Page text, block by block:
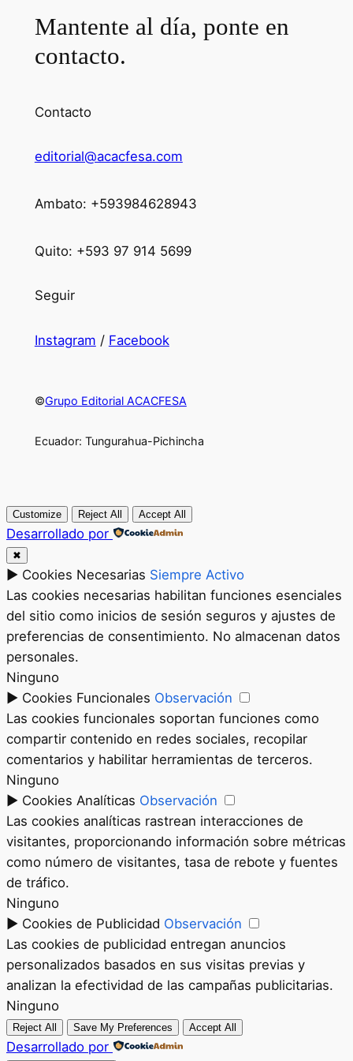
Mantente al día, ponte en
contacto.
Contacto
editorial@acacfesa.com
Ambato: +593984628943
Quito: +593 97 914 5699
Seguir
Instagram / Facebook
©Grupo Editorial ACACFESA
Ecuador: Tungurahua-Pichincha
Customize Reject All Accept All
Desarrollado por
✖
► Cookies Necesarias Siempre Activo
Las cookies necesarias habilitan funciones esenciales
del sitio como inicios de sesión seguros y ajustes de
preferencias de consentimiento. No almacenan datos
personales.
Ninguno
► Cookies Funcionales Observación
Las cookies funcionales soportan funciones como
compartir contenido en redes sociales, recopilar
comentarios y habilitar herramientas de terceros.
Ninguno
► Cookies Analíticas Observación
Las cookies analíticas rastrean interacciones de
visitantes, proporcionando información sobre métricas
como número de visitantes, tasa de rebote y fuentes
de tráfico.
Ninguno
► Cookies de Publicidad Observación
Las cookies de publicidad entregan anuncios
personalizados basados en sus visitas previas y
analizan la efectividad de las campañas publicitarias.
Ninguno
Reject All Save My Preferences Accept All
Desarrollado por